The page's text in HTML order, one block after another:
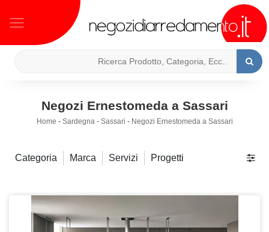
Negozi Ernestomeda a Sassari
Home - Sardegna- Sassari - Negozi Ernestomeda a Sassari
Categoria Marca Servizi Progetti